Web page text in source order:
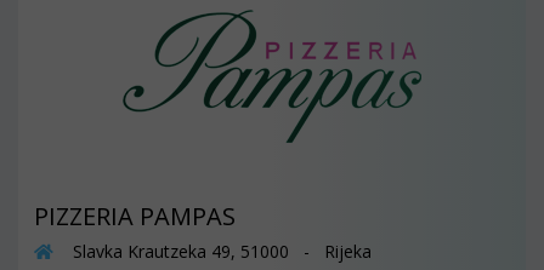
PIZZERIA PAMPAS
Slavka Krautzeka 49, 51000 - Rijeka